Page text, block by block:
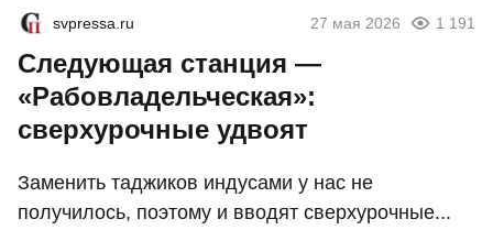
svpressa.ru 27 мая 2026 1 191
Следующая станция —
«Рабовладельческая»:
сверхурочные удвоят
Заменить таджиков индусами у нас не
получилось, поэтому и вводят сверхурочные...